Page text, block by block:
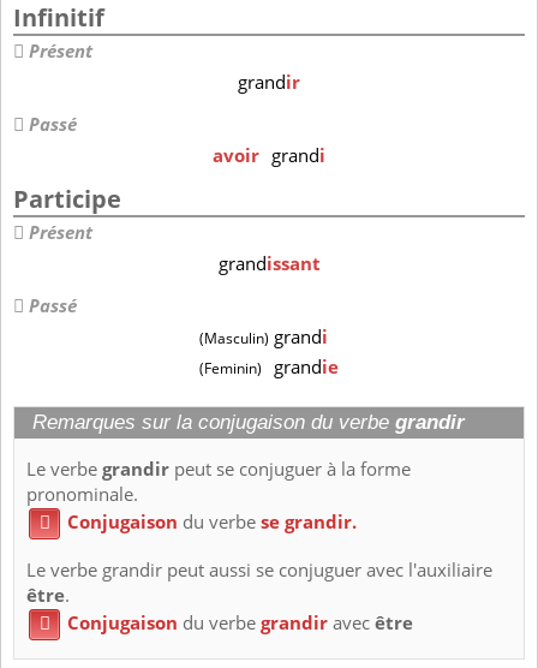
Infinitif
Présent
grandir
Passé
avoir grandi
Participe
Présent
grandissant
Passé
(Masculin) grandi
(Feminin) grandie
Remarques sur la conjugaison du verbe grandir
Le verbegrandir peut se conjuguer à la forme
pronominale.
 Conjugaison du verbese grandir.
Le verbe grandir peut aussi se conjuguer avec l'auxiliaire
être.
 Conjugaison du verbegrandiravecêtre